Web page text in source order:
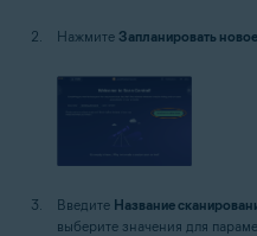
Нажмите Запланировать
Введите Название
выберите значения для